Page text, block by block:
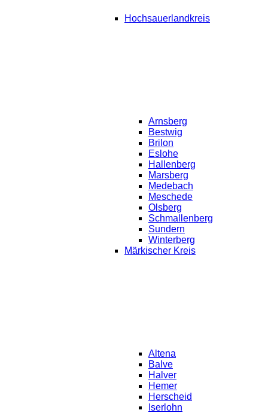
Hochsauerlandkreis
Arnsberg
Bestwig
Brilon
Eslohe
Hallenberg
Marsberg
Medebach
Meschede
Olsberg
Schmallenberg
Sundern
Winterberg
Märkischer Kreis
Altena
Balve
Halver
Hemer
Herscheid
Iserlohn